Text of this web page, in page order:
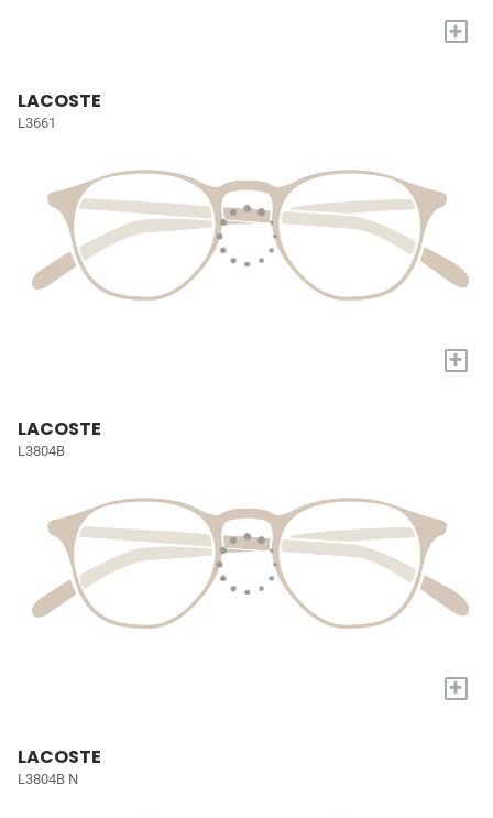
+
LACOSTE
L3661
+
LACOSTE
L3804B
+
LACOSTE
L3804B N